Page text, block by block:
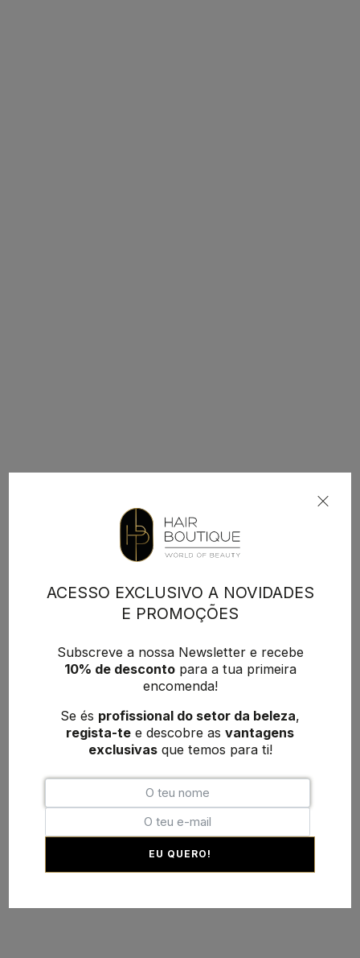
ACESSO EXCLUSIVO A NOVIDADES
E PROMOÇÕES
Subscreve a nossa Newsletter e recebe
10% de descontopara a tua primeira
encomenda!
Se és profissional do setor da beleza,
regista-te e descobre as vantagens
exclusivasque temos para ti!
EU QUERO!